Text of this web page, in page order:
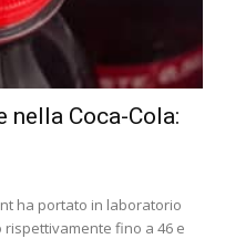
Coca-Cola:
ha portato in laboratorio
rispettivamente fino a 46 e